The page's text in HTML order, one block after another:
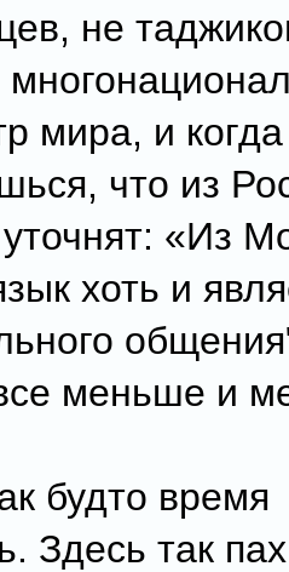
не
мира, и когда
что из
«Из
хоть и
меньше и
будто время
Здесь так